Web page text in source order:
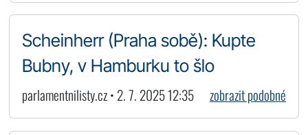
Scheinherr (Praha sobě): Kupte
Bubny, v Hamburku to šlo
parlamentnilisty.cz • 2. 7. 2025 12:35 zobrazit podobné